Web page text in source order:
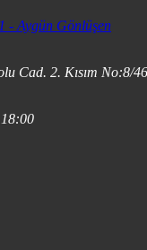
- Aygün Gönlüşen
Cad. 2. Kısım No:8/